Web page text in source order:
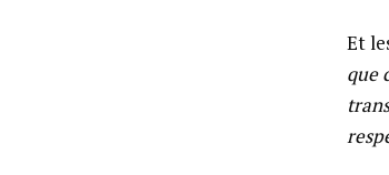
Et
que